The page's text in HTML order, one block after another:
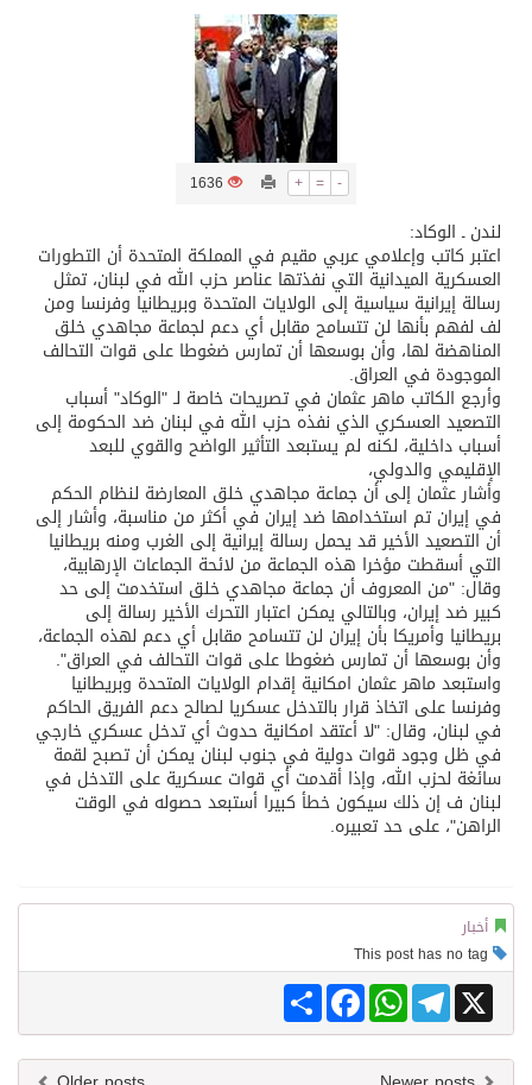
ثلة من الضابطات في الجييش الكويتي
كسوة الكعبة تعتلي البيت العتيق
+ = -
1636
لندن ـ الوكاد:
اعتبر كاتب وإعلامي عربي مقيم في المملكة المتحدة أن التطورات
العسكرية الميدانية التي نفذتها عناصر حزب الله في لبنان، تمثل
رسالة إيرانية سياسية إلى الولايات المتحدة وبريطانيا وفرنسا ومن
لف لفهم بأنها لن تتسامح مقابل أي دعم لجماعة مجاهدي خلق
المناهضة لها، وأن بوسعها أن تمارس ضغوطا على قوات التحالف
الموجودة في العراق.
وأرجع الكاتب ماهر عثمان في تصريحات خاصة لـ "الوكاد" أسباب
التصعيد العسكري الذي نفذه حزب الله في لبنان ضد الحكومة إلى
أسباب داخلية، لكنه لم يستبعد التأثير الواضح والقوي للبعد
الإقليمي والدولي،
وأشار عثمان إلى أن جماعة مجاهدي خلق المعارضة لنظام الحكم
في إيران تم استخدامها ضد إيران في أكثر من مناسبة، وأشار إلى
أن التصعيد الأخير قد يحمل رسالة إيرانية إلى الغرب ومنه بريطانيا
التي أسقطت مؤخرا هذه الجماعة من لائحة الجماعات الإرهابية،
وقال: "من المعروف أن جماعة مجاهدي خلق استخدمت إلى حد
كبير ضد إيران، وبالتالي يمكن اعتبار التحرك الأخير رسالة إلى
بريطانيا وأمريكا بأن إيران لن تتسامح مقابل أي دعم لهذه الجماعة،
وأن بوسعها أن تمارس ضغوطا على قوات التحالف في العراق".
واستبعد ماهر عثمان امكانية إقدام الولايات المتحدة وبريطانيا
وفرنسا على اتخاذ قرار بالتدخل عسكريا لصالح دعم الفريق الحاكم
في لبنان، وقال: "لا أعتقد امكانية حدوث أي تدخل عسكري خارجي
في ظل وجود قوات دولية في جنوب لبنان يمكن أن تصبح لقمة
سائغة لحزب الله، وإذا أقدمت أي قوات عسكرية على التدخل في
لبنان ف إن ذلك سيكون خطأ كبيرا أستبعد حصوله في الوقت
الراهن"، على حد تعبيره.
أخبار
Share
FacebookWhatsAppTelegram X